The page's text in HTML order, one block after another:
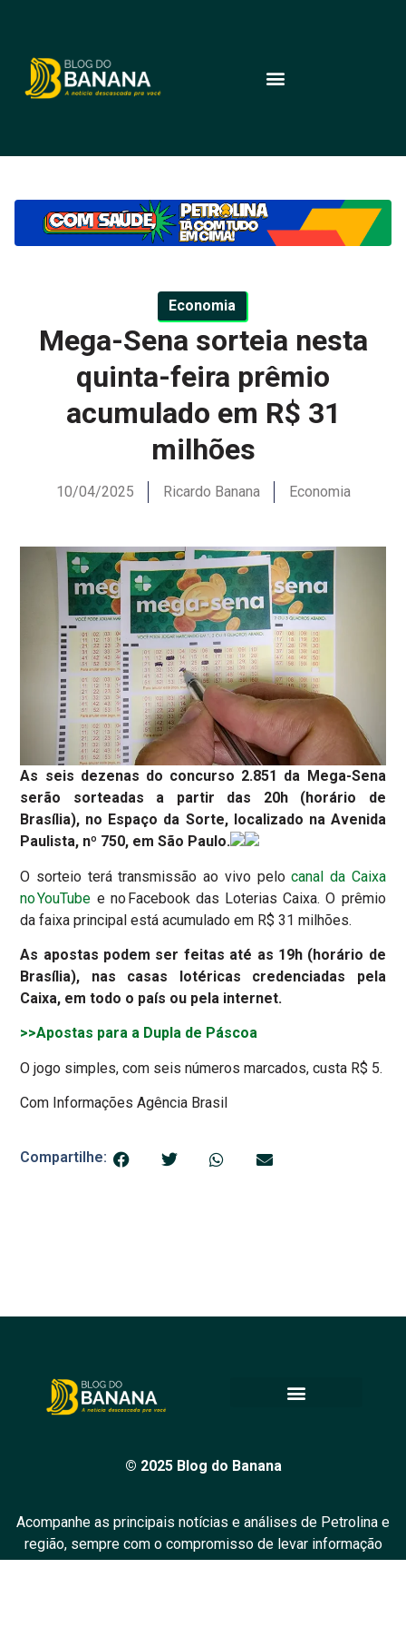
Economia
Mega-Sena sorteia nesta
quinta-feira prêmio
acumulado em R$ 31
milhões
10/04/2025 Ricardo Banana Economia
As seis dezenas do concurso 2.851 da Mega-Sena
serão sorteadas a partir das 20h (horário de
Brasília), no Espaço da Sorte, localizado na Avenida
Paulista, nº 750, em São Paulo.
O sorteio terá transmissão ao vivo pelocanal da Caixa
no YouTube e no Facebook das Loterias Caixa. O prêmio
da faixa principal está acumulado em R$ 31 milhões.
As apostas podem ser feitas até as 19h (horário de
Brasília), nas casas lotéricas credenciadas pela
Caixa, em todo o país ou pela internet.
>>Apostas para a Dupla de Páscoa
O jogo simples, com seis números marcados, custa R$ 5.
Com Informações Agência Brasil
Compartilhe:
© 2025 Blog do Banana
Acompanhe as principais notícias e análises de Petrolina e
região, sempre com o compromisso de levar informação